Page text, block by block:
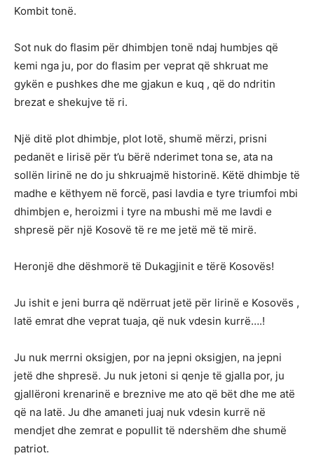
Kombit tonë.
Sot nuk do flasim për dhimbjen tonë ndaj humbjes që
kemi nga ju, por do flasim per veprat që shkruat me
gykën e pushkes dhe me gjakun e kuq , që do ndritin
brezat e shekujve të ri.
Një ditë plot dhimbje, plot lotë, shumë mërzi, prisni
pedanët e lirisë për t’u bërë nderimet tona se, ata na
sollën lirinë ne do ju shkruajmë historinë. Këtë dhimbje të
madhe e këthyem në forcë, pasi lavdia e tyre triumfoi mbi
dhimbjen e, heroizmi i tyre na mbushi më me lavdi e
shpresë për një Kosovë të re me jetë më të mirë.
Heronjë dhe dëshmorë të Dukagjinit e tërë Kosovës!
Ju ishit e jeni burra që ndërruat jetë për lirinë e Kosovës ,
latë emrat dhe veprat tuaja, që nuk vdesin kurrë….!
Ju nuk merrni oksigjen, por na jepni oksigjen, na jepni
jetë dhe shpresë. Ju nuk jetoni si qenje të gjalla por, ju
gjallëroni krenarinë e breznive me ato që bët dhe me atë
që na latë. Ju dhe amaneti juaj nuk vdesin kurrë në
mendjet dhe zemrat e popullit të ndershëm dhe shumë
patriot.